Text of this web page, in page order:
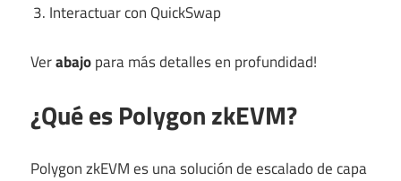
Interactuar con QuickSwap
Verabajopara más detalles en profundidad!
¿Qué es Polygon zkEVM?
Polygon zkEVM es una solución de escalado de capa